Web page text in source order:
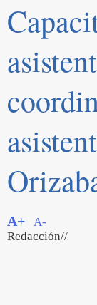
A+
A-
Redacción//